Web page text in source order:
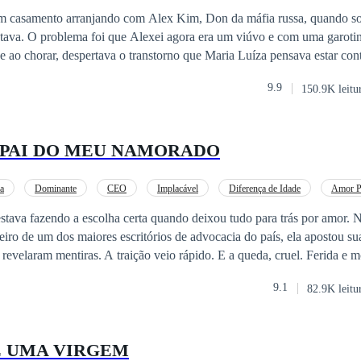
casamento arranjando com Alex Kim, Don da máfia russa, quando
recém-
chorar, despertava o transtorno que Maria Luíza pensava estar
filha”. — ele falou puxando a pequena dos braços de Maria Luíza
viu a tristeza que deixou no rosto de Maria Luíza, que cheirava a
tortura e pode ser considerado um romance dark.
9.9 150.9K
DO MEU NAMORADO
Dominante CEO Implacável Diferença de Idade
Amor
fazendo a escolha certa quando deixou tudo para trás por amor.
de um dos maiores escritórios de advocacia do país, ela apostou
revelaram mentiras. A traição veio rápido. E a queda, cruel. Ferida e
pai do homem que a havia destruído. O que deveria ser
entre o medo de não ser aceita e a certeza de que nunca foi tão
9.1 82.9K
UMA VIRGEM